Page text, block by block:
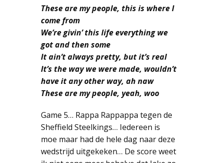
These are my people, this is where I
come from
We’re givin’ this life everything we
got and then some
It ain’t always pretty, but it’s real
It’s the way we were made, wouldn’t
have it any other way, ah naw
These are my people, yeah, woo
Game 5… Rappa Rappappa tegen de
Sheffield Steelkings… Iedereen is
moe maar had de hele dag naar deze
wedstrijd uitgekeken… De score weet